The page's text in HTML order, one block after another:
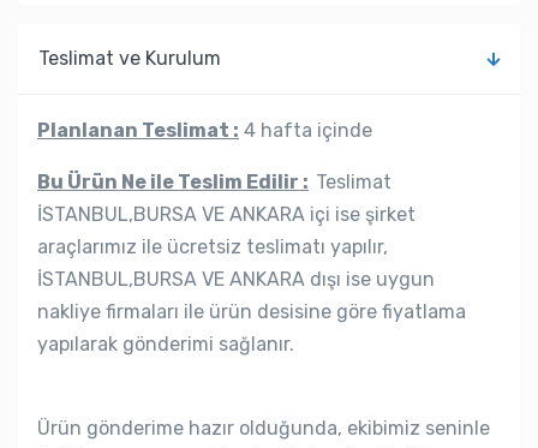
Teslimat ve Kurulum
Planlanan Teslimat : 4 hafta içinde
Bu Ürün Ne ile Teslim Edilir : Teslimat
İSTANBUL,BURSA VE ANKARA içi ise şirket
araçlarımız ile ücretsiz teslimatı yapılır,
İSTANBUL,BURSA VE ANKARA dışı ise uygun
nakliye firmaları ile ürün desisine göre fiyatlama
yapılarak gönderimi sağlanır.
Ürün gönderime hazır olduğunda, ekibimiz seninle